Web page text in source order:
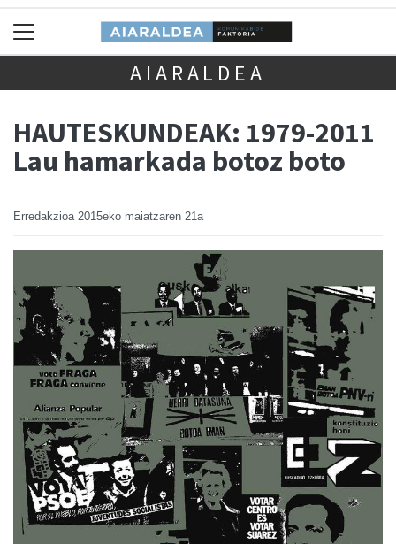
AIARALDEA
HAUTESKUNDEAK: 1979-2011
Lau hamarkada botoz boto
Erredakzioa 2015eko maiatzaren 21a